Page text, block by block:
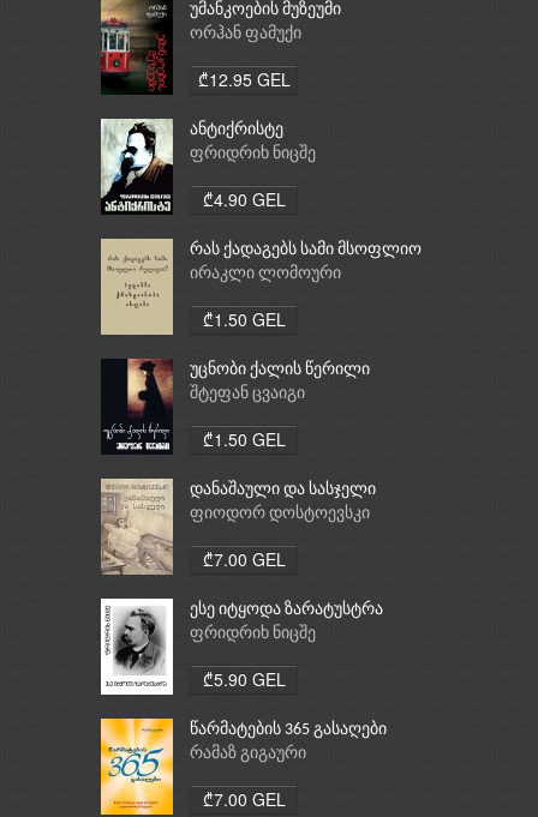
უმანკოების მუზეუმი
ორჰან ფამუქი
₾12.95 GEL
ანტიქრისტე
ფრიდრიხ ნიცშე
₾4.90 GEL
რას ქადაგებს სამი მსოფლიო
რელიგია: ბუდიზმი,
ირაკლი ლომოური
₾1.50 GEL
უცნობი ქალის წერილი
შტეფან ცვაიგი
₾1.50 GEL
დანაშაული და სასჯელი
ფიოდორ დოსტოევსკი
₾7.00 GEL
ესე იტყოდა ზარატუსტრა
ფრიდრიხ ნიცშე
₾5.90 GEL
წარმატების 365 გასაღები
რამაზ გიგაური
₾7.00 GEL